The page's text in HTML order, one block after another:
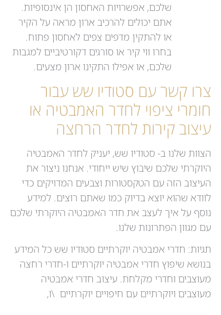
שלכם, אפשרויות האחסון הן אינסופיות.
אתם יכולים להרכיב ארון מראה על הקיר
או להתקין מדפים צפים לאחסון פתוח.
בחרו ווי קיר או סורגים דקורטיביים למגבות
שלכם, או אפילו התקינו ארון מצעים.
צרו קשר עם סטודיו שש עבור
חומרי ציפוי לחדר האמבטיה או
עיצוב קירות לחדר הרחצה
הצוות שלנו ב- סטודיו שש, יעניק לחדר האמבטיה
היוקרתי שלכם שיבוץ שיש ייחודי. אנחנו ניצור את
העיצוב הזה עם הטקסטורות וצבעים המדויקים כדי
לוודא שהוא יוצא בדיוק כמו שאתם רוצים. למידע
נוסף על איך לעצב את חדר האמבטיה היוקרתי שלכם
עם מגוון הפתרונות שלנו.
תגיות: חדרי אמבטיה יוקרתיים סטודיו שש כל המידע
בנושא שיפוץ חדרי אמבטיה יוקרתיים ו-חדרי רחצה
מעוצבים וחדרי מקלחת. עיצוב חדרי אמבטיה
מעוצבים ויוקרתיים עם חיפויים יוקרתיים \ו,